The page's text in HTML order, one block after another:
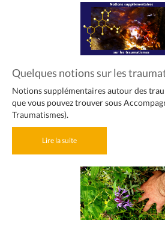
Quelques notions sur les
Notions supplémentaires autour des
que vous pouvez trouver sous
Traumatismes).
Lire la suite